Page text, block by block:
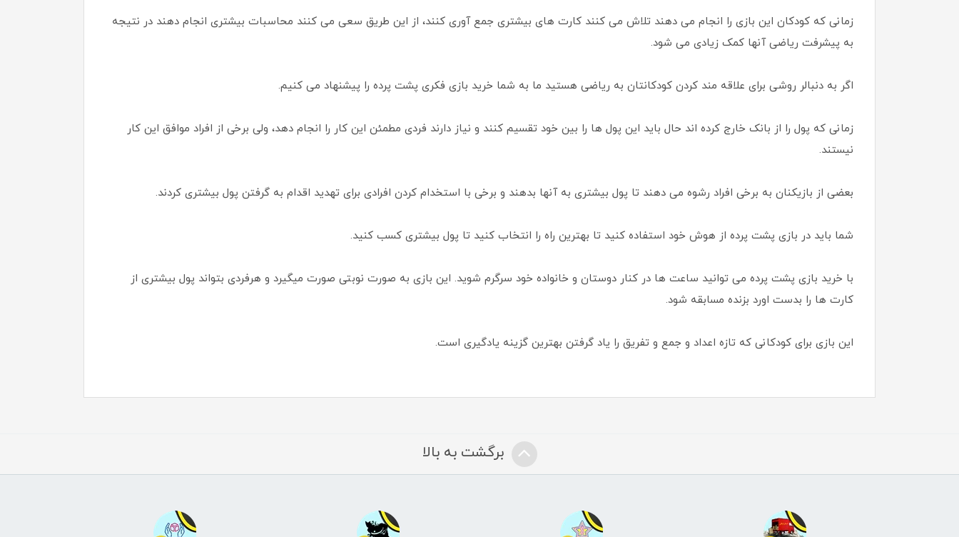
زمانی که کودکان این بازی را انجام می دهند تلاش می کنند کارت های بیشتری جمع آوری کنند، از این طریق سعی می کنند محاسبات بیشتری انجام دهند در نتیجه
به پیشرفت ریاضی آنها کمک زیادی می شود.
اگر به دنبالر روشی برای علاقه مند کردن کودکانتان به ریاضی هستید ما به شما خرید بازی فکری پشت پرده را پیشنهاد می کنیم.
زمانی که پول را از بانک خارج کرده اند حال باید این پول ها را بین خود تقسیم کنند و نیاز دارند فردی مطمئن این کار را انجام دهد، ولی برخی از افراد موافق این کار
نیستند.
بعضی از بازیکنان به برخی افراد رشوه می دهند تا پول بیشتری به آنها بدهند و برخی با استخدام کردن افرادی برای تهدید اقدام به گرفتن پول بیشتری کردند.
شما باید در بازی پشت پرده از هوش خود استفاده کنید تا بهترین راه را انتخاب کنید تا پول بیشتری کسب کنید.
با خرید بازی پشت پرده می توانید ساعت ها در کنار دوستان و خانواده خود سرگرم شوید. این بازی به صورت نوبتی صورت میگیرد و هرفردی بتواند پول بیشتری از
کارت ها را بدست اورد بزنده مسابقه شود.
این بازی برای کودکانی که تازه اعداد و جمع و تفریق را یاد گرفتن بهترین گزینه یادگیری است.
برگشت به بالا